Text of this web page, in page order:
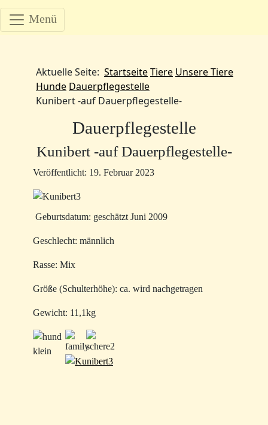
Menü
Aktuelle Seite: StartseiteTiere Unsere Tiere
Hunde Dauerpflegestelle
Kunibert -auf Dauerpflegestelle-
Dauerpflegestelle
Kunibert -auf Dauerpflegestelle-
Veröffentlicht: 19. Februar 2023
Geburtsdatum: geschätzt Juni 2009
Geschlecht: männlich
Rasse: Mix
Größe (Schulterhöhe): ca. wird nachgetragen
Gewicht: 11,1kg